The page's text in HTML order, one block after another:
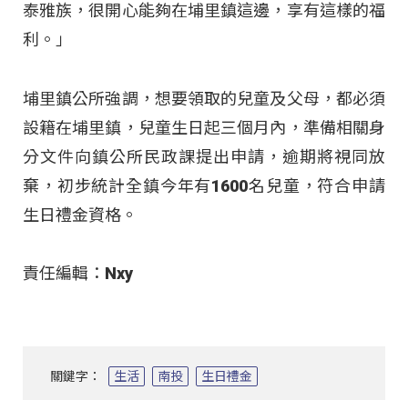
泰雅族，很開心能夠在埔里鎮這邊，享有這樣的福
利。」
埔里鎮公所強調，想要領取的兒童及父母，都必須
設籍在埔里鎮，兒童生日起三個月內，準備相關身
分文件向鎮公所民政課提出申請，逾期將視同放
棄，初步統計全鎮今年有1600名兒童，符合申請
生日禮金資格。
責任編輯：Nxy
關鍵字： 生活 南投 生日禮金